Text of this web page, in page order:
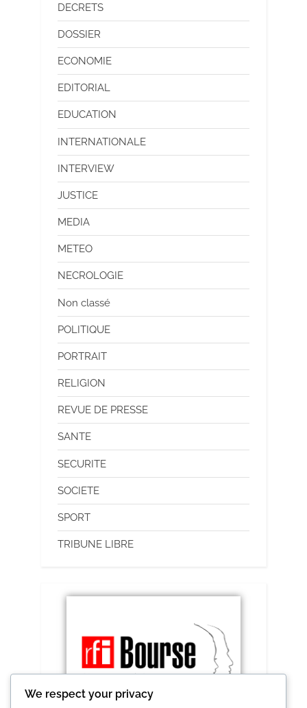
DECRETS
DOSSIER
ECONOMIE
EDITORIAL
EDUCATION
INTERNATIONALE
INTERVIEW
JUSTICE
MEDIA
METEO
NECROLOGIE
Non classé
POLITIQUE
PORTRAIT
RELIGION
REVUE DE PRESSE
SANTE
SECURITE
SOCIETE
SPORT
TRIBUNE LIBRE
We respect your privacy